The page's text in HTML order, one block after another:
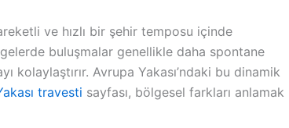
ve hızlı bir şehir temposu içinde
buluşmalar genellikle daha spontane
kolaylaştırır. Avrupa Yakası’ndaki bu dinamik
travesti sayfası, bölgesel farkları anlamak